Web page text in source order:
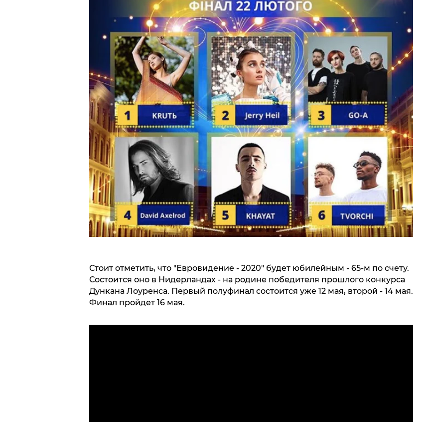
Стоит отметить, что "Евровидение - 2020" будет юбилейным - 65-м по счету.
Состоится оно в Нидерландах - на родине победителя прошлого конкурса
Дункана Лоуренса. Первый полуфинал состоится уже 12 мая, второй - 14 мая.
Финал пройдет 16 мая.